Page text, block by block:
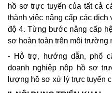
hồ sơ trực tuyến của tất cả
thành việc nâng cấp các
độ 4. Từng bước nâng cấp
sơ hoàn toàn trên môi trường
- Hỗ trợ, hướng dẫn, phổ
doanh nghiệp nộp hồ sơ
lượng hồ sơ xử lý trực tuyến